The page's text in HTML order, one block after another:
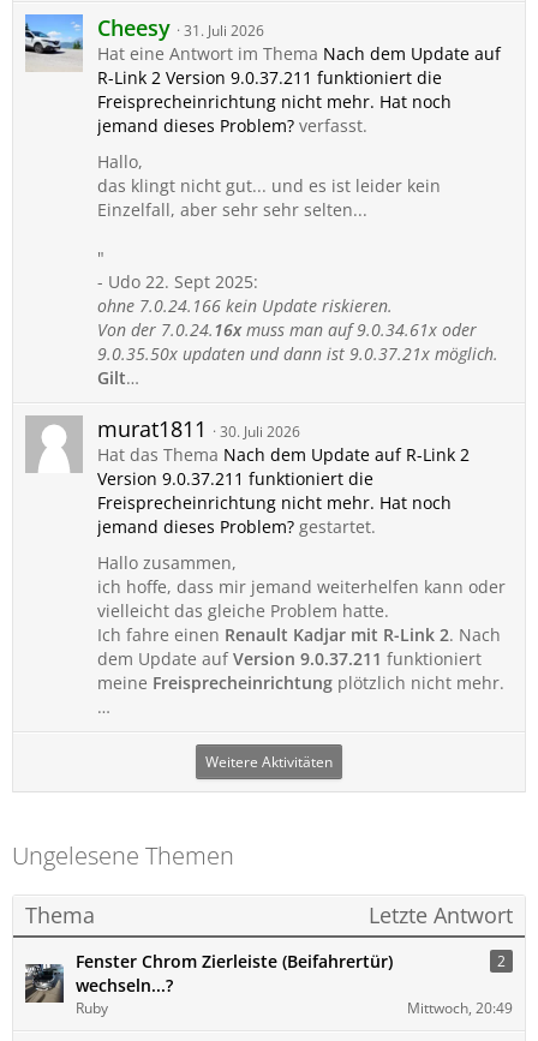
Cheesy 31. Juli 2026
Hat eine Antwort im Thema Nach dem Update auf
R-Link 2 Version 9.0.37.211 funktioniert die
Freisprecheinrichtung nicht mehr. Hat noch
jemand dieses Problem? verfasst.
Hallo,
das klingt nicht gut... und es ist leider kein
Einzelfall, aber sehr sehr selten...
"
- Udo 22. Sept 2025:
ohne 7.0.24.166 kein Update riskieren.
Von der 7.0.24. 16xmuss man auf 9.0.34.61x oder
9.0.35.50x updaten und dann ist 9.0.37.21x möglich.
Gilt…
murat1811 30. Juli 2026
Hat das Thema Nach dem Update auf R-Link 2
Version 9.0.37.211 funktioniert die
Freisprecheinrichtung nicht mehr. Hat noch
jemand dieses Problem? gestartet.
Hallo zusammen,
ich hoffe, dass mir jemand weiterhelfen kann oder
vielleicht das gleiche Problem hatte.
Ich fahre einen Renault Kadjar mit R-Link 2. Nach
dem Update aufVersion 9.0.37.211 funktioniert
meine Freisprecheinrichtung plötzlich nicht mehr.
…
Weitere Aktivitäten
Ungelesene Themen
Thema Letzte Antwort
Fenster Chrom Zierleiste (Beifahrertür)
wechseln...?
2
Ruby Mittwoch, 20:49